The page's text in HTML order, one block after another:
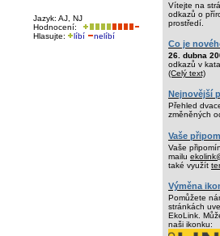
Jazyk: AJ, NJ
Hodnocení:
Hlasujte:
líbí nelíbí
Vítejte na
odkazů o
prostředí.
Co je
26. dubna
odkazů v
(Celý text)
Nejnovější
Přehled
změněných
Vaše
Vaše
mailu
také využít
Výměna
Pomůžete
stránkách
EkoLink.
naši ikonku: